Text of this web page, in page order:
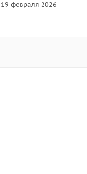
19 февраля 2026